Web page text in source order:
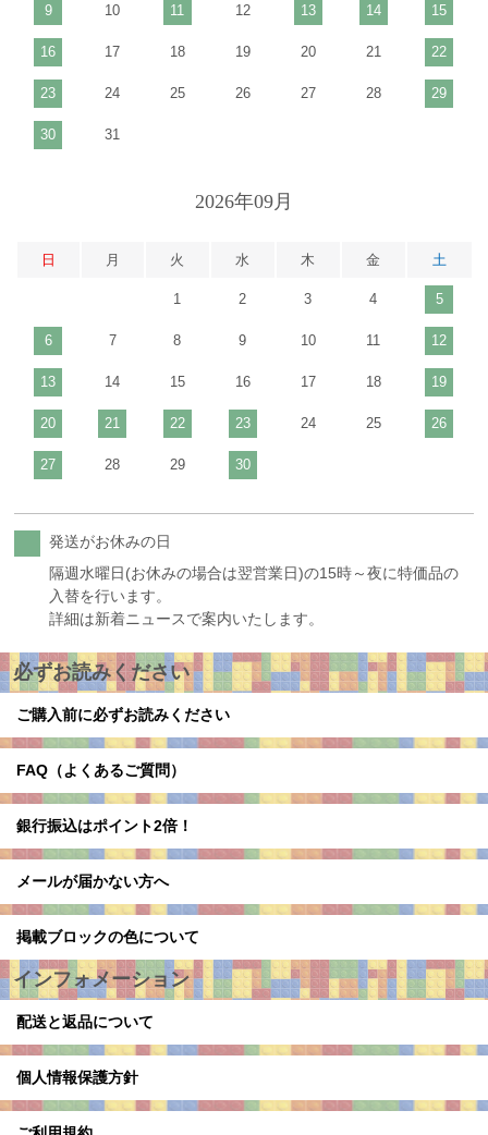
9 10 11 12 13 14 15
16 17 18 19 20 21 22
23 24 25 26 27 28 29
30 31
2026年09月
日 月 火 水 木 金 土
1 2 3 4 5
6 7 8 9 10 11 12
13 14 15 16 17 18 19
20 21 22 23 24 25 26
27 28 29 30
発送がお休みの日
隔週水曜日(お休みの場合は翌営業日)の15時～夜に特価品の
入替を行います。
詳細は新着ニュースで案内いたします。
必ずお読みください
ご購入前に必ずお読みください
FAQ（よくあるご質問）
銀行振込はポイント2倍！
メールが届かない方へ
掲載ブロックの色について
インフォメーション
配送と返品について
個人情報保護方針